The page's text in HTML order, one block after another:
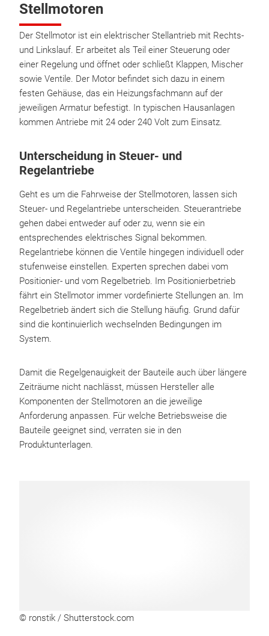
Stellmotoren
Der Stellmotor ist ein elektrischer Stellantrieb mit Rechts-
und Linkslauf. Er arbeitet als Teil einer Steuerung oder
einer Regelung und öffnet oder schließt Klappen, Mischer
sowie Ventile. Der Motor befindet sich dazu in einem
festen Gehäuse, das ein Heizungsfachmann auf der
jeweiligen Armatur befestigt. In typischen Hausanlagen
kommen Antriebe mit 24 oder 240 Volt zum Einsatz.
Unterscheidung in Steuer- und
Regelantriebe
Geht es um die Fahrweise der Stellmotoren, lassen sich
Steuer- und Regelantriebe unterscheiden. Steuerantriebe
gehen dabei entweder auf oder zu, wenn sie ein
entsprechendes elektrisches Signal bekommen.
Regelantriebe können die Ventile hingegen individuell oder
stufenweise einstellen. Experten sprechen dabei vom
Positionier- und vom Regelbetrieb. Im Positionierbetrieb
fährt ein Stellmotor immer vordefinierte Stellungen an. Im
Regelbetrieb ändert sich die Stellung häufig. Grund dafür
sind die kontinuierlich wechselnden Bedingungen im
System.
Damit die Regelgenauigkeit der Bauteile auch über längere
Zeiträume nicht nachlässt, müssen Hersteller alle
Komponenten der Stellmotoren an die jeweilige
Anforderung anpassen. Für welche Betriebsweise die
Bauteile geeignet sind, verraten sie in den
Produktunterlagen.
© ronstik / Shutterstock.com